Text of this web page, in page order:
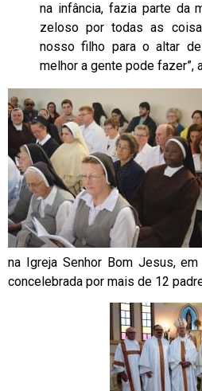
na infância, fazia parte da
zeloso por todas as
nosso filho para o altar
melhor a gente pode fazer”,
na Igreja Senhor Bom Jesus, em
concelebrada por mais de 12